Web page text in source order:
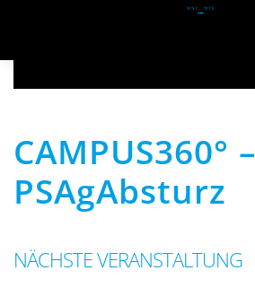
CAMPUS360° –
PSAgAbsturz
NÄCHSTE VERANSTALTUNG